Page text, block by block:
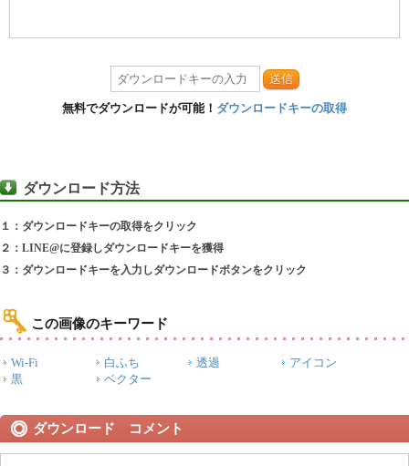
送信
無料でダウンロードが可能！ ダウンロードキーの取得
ダウンロード方法
１：ダウンロードキーの取得をクリック
２：LINE@に登録しダウンロードキーを獲得
３：ダウンロードキーを入力しダウンロードボタンをクリック
この画像のキーワード
Wi-Fi 白ふち 透過
アイコン
黒
ベクター
ダウンロード コメント